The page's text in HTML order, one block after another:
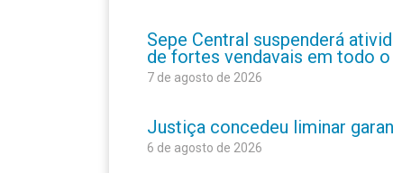
Sepe Central suspenderá
de fortes vendavais em todo
7 de agosto de 2026
Justiça concedeu liminar
6 de agosto de 2026